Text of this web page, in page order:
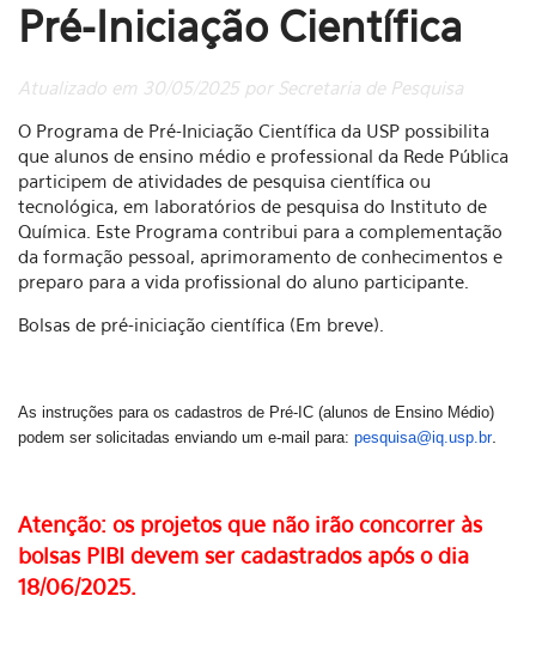
Pré-Iniciação Científica
Atualizado em 30/05/2025 por Secretaria de Pesquisa
O Programa de Pré-Iniciação Científica da USP possibilita
que alunos de ensino médio e professional da Rede Pública
participem de atividades de pesquisa científica ou
tecnológica, em laboratórios de pesquisa do Instituto de
Química. Este Programa contribui para a complementação
da formação pessoal, aprimoramento de conhecimentos e
preparo para a vida profissional do aluno participante.
Bolsas de pré-iniciação científica (Em breve).
As instruções para os cadastros de Pré-IC (alunos de Ensino Médio)
podem ser solicitadas enviando um e-mail para: pesquisa@iq.usp.br.
Atenção: os projetos que não irão concorrer às
bolsas PIBI devem ser cadastrados após o dia
18/06/2025.